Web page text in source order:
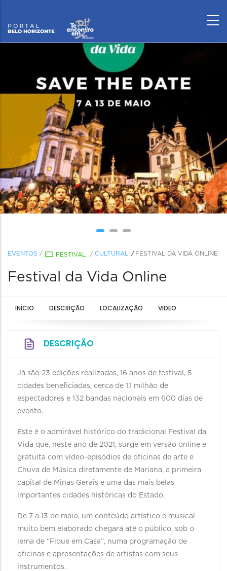
EVENTOS / FESTIVAL / CULTURAL FESTIVAL DA VIDA ONLINE
Festival da Vida Online
INÍCIO DESCRIÇÃO LOCALIZAÇÃO VIDEO
DESCRIÇÃO
Já são 23 edições realizadas, 16 anos de festival, 5
cidades beneficiadas, cerca de 1,1 milhão de
espectadores e 132 bandas nacionais em 600 dias de
evento.
Este é o admirável histórico do tradicional Festival da
Vida que, neste ano de 2021, surge em versão online e
gratuita com vídeo-episódios de oficinas de arte e
Chuva de Música diretamente de Mariana, a primeira
capital de Minas Gerais e uma das mais belas
importantes cidades históricas do Estado.
De 7 a 13 de maio, um conteúdo artístico e musical
muito bem elaborado chegará até o público, sob o
lema de “Fique em Casa”, numa programação de
oficinas e apresentações de artistas com seus
instrumentos.